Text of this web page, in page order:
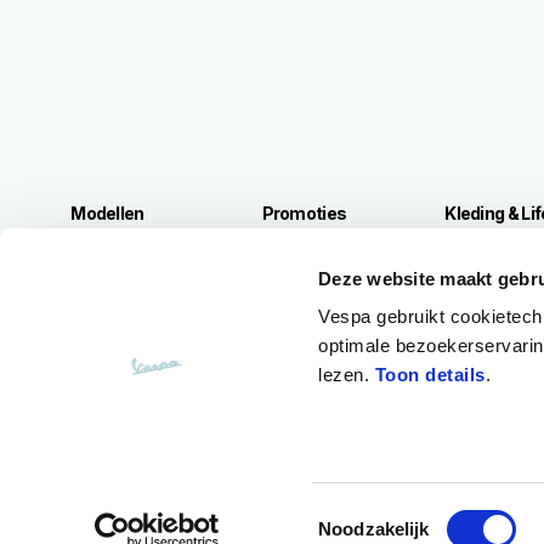
Deze website maakt
Vespa gebruikt
optimale
lezen. Toon details.
Toestemmingsselectie
Noodzakelijk
Modellen
Promoties
Kleding &
Accessoires